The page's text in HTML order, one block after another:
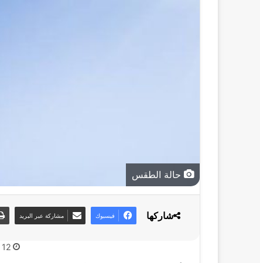
حالة الطقس
12 مايو، 2026
شاركها فيسبوك مشاركة عبر البريد